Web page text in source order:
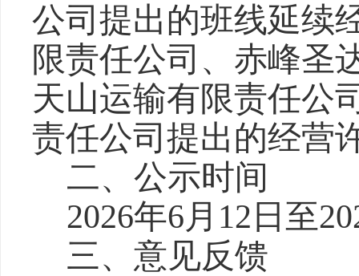
公司提出的班线延续
限责任公司、赤峰圣
天山运输有限责任公
责任公司提出的经营
二、公示时间
2026年6月 12 日至
三、意见反馈